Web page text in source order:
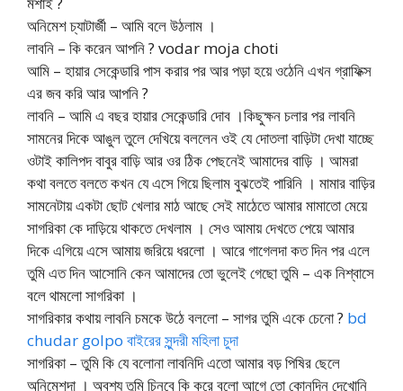
অনিমেশ চ্যাটার্জী – আমি বলে উঠলাম ।
লাবনি – কি করেন আপনি ? vodar moja choti
আমি – হায়ার সেকেন্ডারি পাস করার পর আর পড়া হয়ে ওঠেনি এখন গ্রাফিক্স
এর জব করি আর আপনি ?
লাবনি – আমি এ বছর হায়ার সেকেন্ডারি দোব ।কিছুক্ষন চলার পর লাবনি
সামনের দিকে আঙুল তুলে দেখিয়ে বললেন ওই যে দোতলা বাড়িটা দেখা যাচ্ছে
ওটাই কালিপদ বাবুর বাড়ি আর ওর ঠিক পেছনেই আমাদের বাড়ি । আমরা
কথা বলতে বলতে কখন যে এসে গিয়ে ছিলাম বুঝতেই পারিনি । মামার বাড়ির
সামনেটায় একটা ছোট খেলার মাঠ আছে সেই মাঠেতে আমার মামাতো মেয়ে
সাগরিকা কে দাড়িয়ে থাকতে দেখলাম । সেও আমায় দেখতে পেয়ে আমার
দিকে এগিয়ে এসে আমায় জরিয়ে ধরলো । আরে গাগেলদা কত দিন পর এলে
তুমি এত দিন আসোনি কেন আমাদের তো ভুলেই গেছো তুমি – এক নিশ্বাসে
বলে থামলো সাগরিকা ।
সাগরিকার কথায় লাবনি চমকে উঠে বললো – সাগর তুমি একে চেনো ? bd
chudar golpo বাইরের সুন্দরী মহিলা চুদা
সাগরিকা – তুমি কি যে বলোনা লাবনিদি এতো আমার বড় পিষির ছেলে
অনিমেশদা । অবশ্য তুমি চিনবে কি করে বলো আগে তো কোনদিন দেখোনি